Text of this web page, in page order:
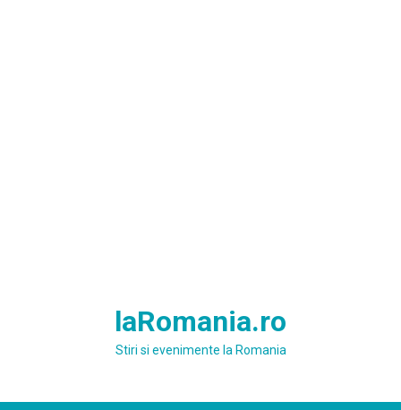
laRomania.ro
Stiri si evenimente la Romania